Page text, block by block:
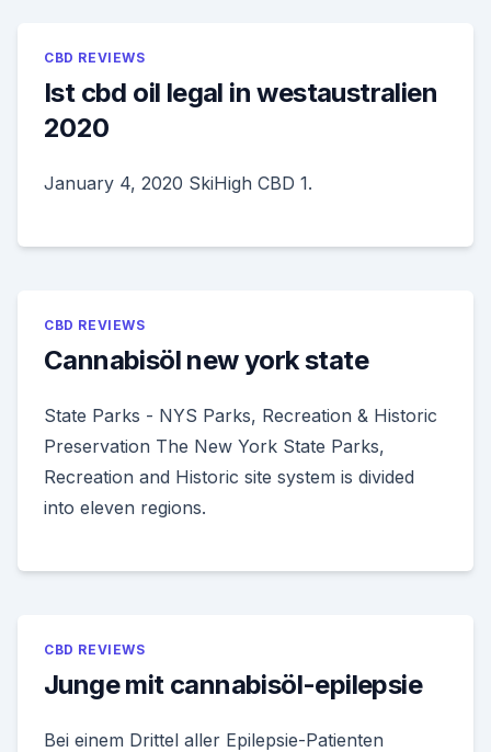
CBD REVIEWS
Ist cbd oil legal in westaustralien
2020
January 4, 2020 SkiHigh CBD 1.
CBD REVIEWS
Cannabisöl new york state
State Parks - NYS Parks, Recreation & Historic
Preservation The New York State Parks,
Recreation and Historic site system is divided
into eleven regions.
CBD REVIEWS
Junge mit cannabisöl-epilepsie
Bei einem Drittel aller Epilepsie-Patienten